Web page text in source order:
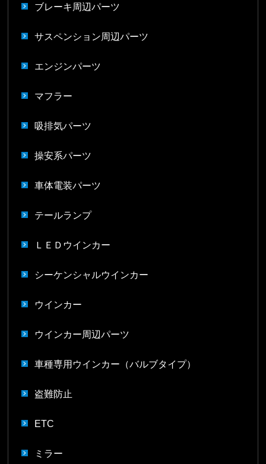
ブレーキ周辺パーツ
サスペンション周辺パーツ
エンジンパーツ
マフラー
吸排気パーツ
操安系パーツ
車体電装パーツ
テールランプ
ＬＥＤウインカー
シーケンシャルウインカー
ウインカー
ウインカー周辺パーツ
車種専用ウインカー（バルブタイプ）
盗難防止
ETC
ミラー